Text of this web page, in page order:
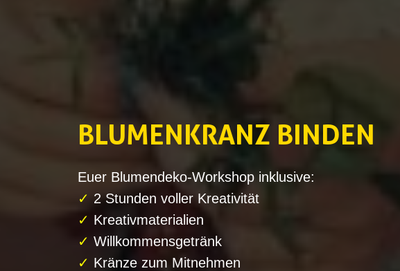
BLUMENKRANZ BINDEN
Euer Blumendeko-Workshop inklusive:
✓ 2 Stunden voller Kreativität
✓ Kreativmaterialien
✓ Willkommensgetränk
✓ Kränze zum Mitnehmen